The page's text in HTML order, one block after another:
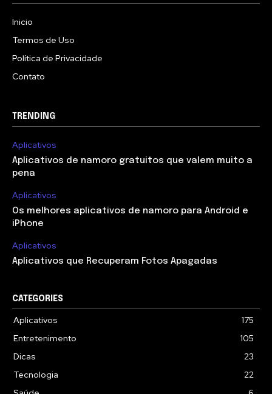
Inicio
Termos de Uso
Política de Privacidade
Contato
TRENDING
Aplicativos
Aplicativos de namoro gratuitos que valem muito a
pena
Aplicativos
Os melhores aplicativos de namoro para Android e
iPhone
Aplicativos
Aplicativos que Recuperam Fotos Apagadas
CATEGORIES
Aplicativos
175
Entretenimento
105
Dicas
23
Tecnologia
22